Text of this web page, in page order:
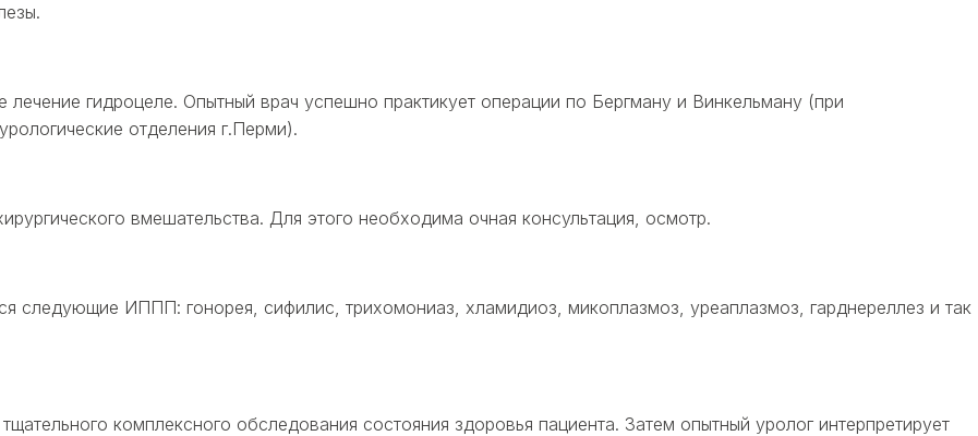
гидроцеле. Опытный врач успешно практикует операции по Бергману и Винкельману (при
отделения г.Перми).
вмешательства. Для этого необходима очная консультация, осмотр.
следующие ИППП: гонорея, сифилис, трихомониаз, хламидиоз, микоплазмоз, уреаплазмоз, гарднереллез и так
комплексного обследования состояния здоровья пациента. Затем опытный уролог интерпретирует